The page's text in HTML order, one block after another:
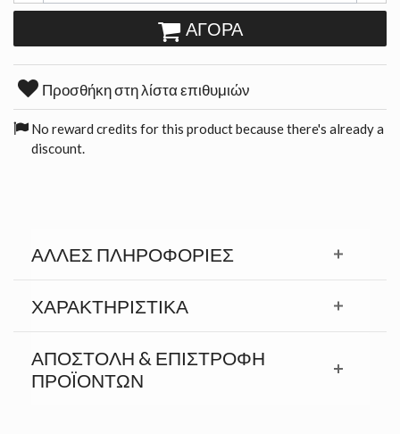
ΑΓΟΡΆ
Προσθήκη στη λίστα επιθυμιών
No reward credits for this product because there's already a
discount.
ΆΛΛΕΣ ΠΛΗΡΟΦΟΡΊΕΣ
ΧΑΡΑΚΤΗΡΙΣΤΙΚΆ
ΑΠΟΣΤΟΛΉ & ΕΠΙΣΤΡΟΦΉ
ΠΡΟΪΟΝΤΩΝ